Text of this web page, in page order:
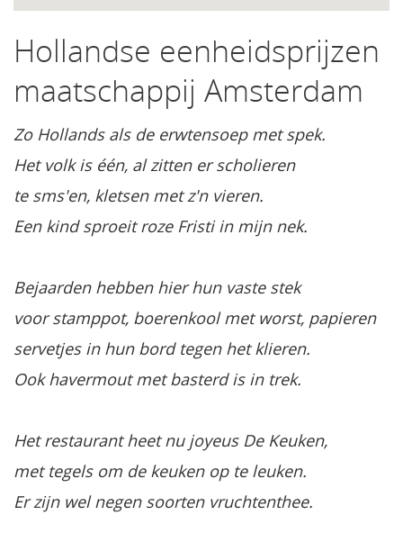
Hollandse eenheidsprijzen
maatschappij Amsterdam
Zo Hollands als de erwtensoep met spek.
Het volk is één, al zitten er scholieren
te sms'en, kletsen met z'n vieren.
Een kind sproeit roze Fristi in mijn nek.
Bejaarden hebben hier hun vaste stek
voor stamppot, boerenkool met worst, papieren
servetjes in hun bord tegen het klieren.
Ook havermout met basterd is in trek.
Het restaurant heet nu joyeus De Keuken,
met tegels om de keuken op te leuken.
Er zijn wel negen soorten vruchtenthee.